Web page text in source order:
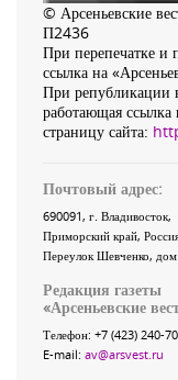
© Арсеньевские
П2436
При перепечатке и
ссылка на
При републикации
работающая ссылка
страницу сайта:
Почтовый адрес:
690091, г. Владивосток,
Приморский край,
Переулок Шевченко,
Редакция газеты
«Арсеньевские
Телефон: +7 (423) 240-
E-mail: av@arsvest.ru